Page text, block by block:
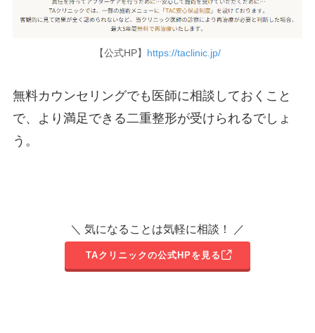
【公式HP】 https://taclinic.jp/
無料カウンセリングでも医師に相談しておくこと
で、より満足できる二重整形が受けられるでしょ
う。
＼ 気になることは気軽に相談！ ／
TAクリニックの公式HPを見る